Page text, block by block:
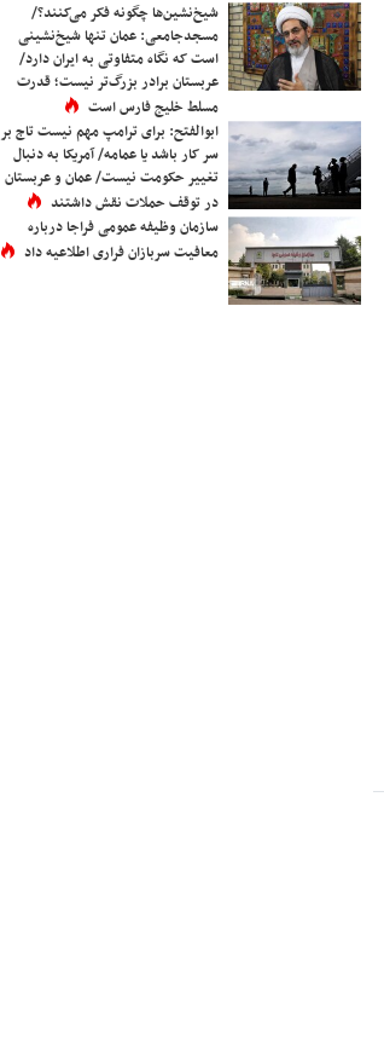
شیخ‌نشین‌ها چگونه فکر می‌کنند؟/
مسجدجامعی: عمان تنها شیخ‌نشینی
است که نگاه متفاوتی به ایران دارد/
عربستان برادر بزرگ‌تر نیست؛ قدرت
مسلط خلیج فارس است
ابوالفتح: برای ترامپ مهم نیست تاج بر
سر کار باشد یا عمامه/ آمریکا به دنبال
تغییر حکومت نیست/ عمان و عربستان
در توقف حملات نقش داشتند
سازمان وظیفه عمومی فراجا درباره
معافیت سربازان فراری اطلاعیه داد